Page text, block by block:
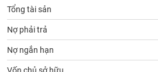
Tổng tài sản
Nợ phải trả
Nợ ngắn hạn
Thuật
ngữ
(-)
Dịch